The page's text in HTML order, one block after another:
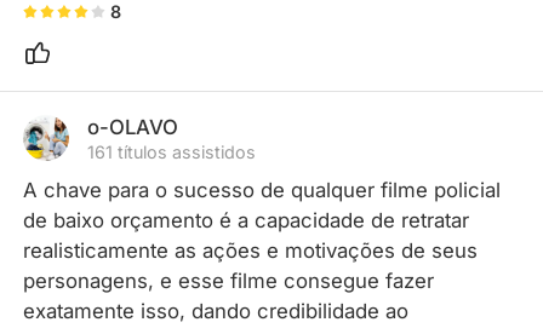
8
o-OLAVO
161 títulos assistidos
A chave para o sucesso de qualquer filme policial
de baixo orçamento é a capacidade de retratar
realisticamente as ações e motivações de seus
personagens, e esse filme consegue fazer
exatamente isso, dando credibilidade ao